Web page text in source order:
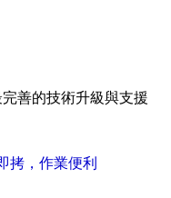
善的技術升級與支援
拷，作業便利